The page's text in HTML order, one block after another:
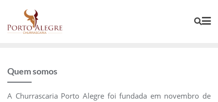
content
Quem somos
A Churrascaria Porto Alegre foi fundada em novembro de